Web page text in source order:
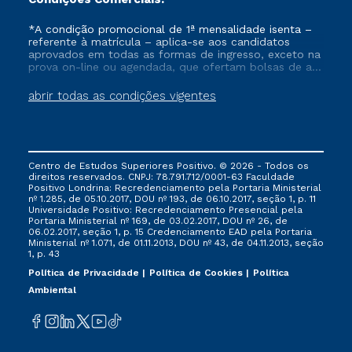
abrir todas as condições vigentes
*A condição promocional de 1ª mensalidade isenta –
referente à matrícula – aplica-se aos candidatos
aprovados em todas as formas de ingresso, exceto na
prova on-line ou agendada, que ofertam bolsas de até
vigente, que ainda não tenham efetivado e/ou não
tenham cancelado ou trancado sua matrícula em uma
via FIES, Prouni e outros programas governamentais, e
não se acumula com nenhuma outra campanha
ofertada pela Instituição.
Centro de Estudos Superiores Positivo. © 2026 - Todos os
direitos reservados. CNPJ: 78.791.712/0001-63 Faculdade
Positivo Londrina: Recredenciamento pela Portaria Ministerial
nº 1.285, de 05.10.2017, DOU nº 193, de 06.10.2017, seção 1, p. 11
Universidade Positivo: Recredenciamento Presencial ​pela
Portaria Ministerial nº 169, de 03.02.2017, DOU nº 26, de
06.02.2017, seção 1, p. 15 Credenciamento EAD pela Portaria
Ministerial nº 1.071, de 01.11.2013, DOU nº 43, de 04.11.2013, seção
1, p. 43
Política de Privacidade
Política de Cookies
Política
Ambiental